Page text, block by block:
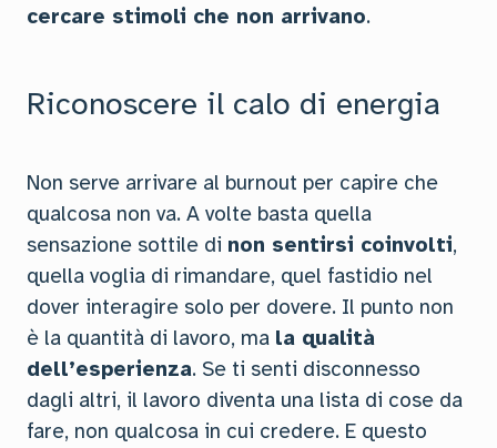
cercare stimoli che non arrivano.
Riconoscere il calo di energia
Non serve arrivare al burnout per capire che
qualcosa non va. A volte basta quella
sensazione sottile di non sentirsi coinvolti,
quella voglia di rimandare, quel fastidio nel
dover interagire solo per dovere. Il punto non
è la quantità di lavoro, ma la qualità
dell’esperienza. Se ti senti disconnesso
dagli altri, il lavoro diventa una lista di cose da
fare, non qualcosa in cui credere. E questo